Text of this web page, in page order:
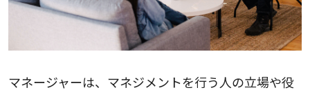
マネージャーは、マネジメントを行う人の立場や役